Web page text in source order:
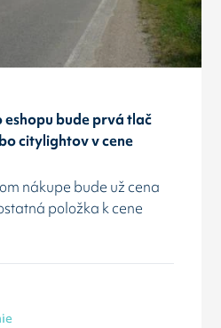
eshopu bude prvá tlač
citylightov v cene
nákupe bude už cena
položka k cene